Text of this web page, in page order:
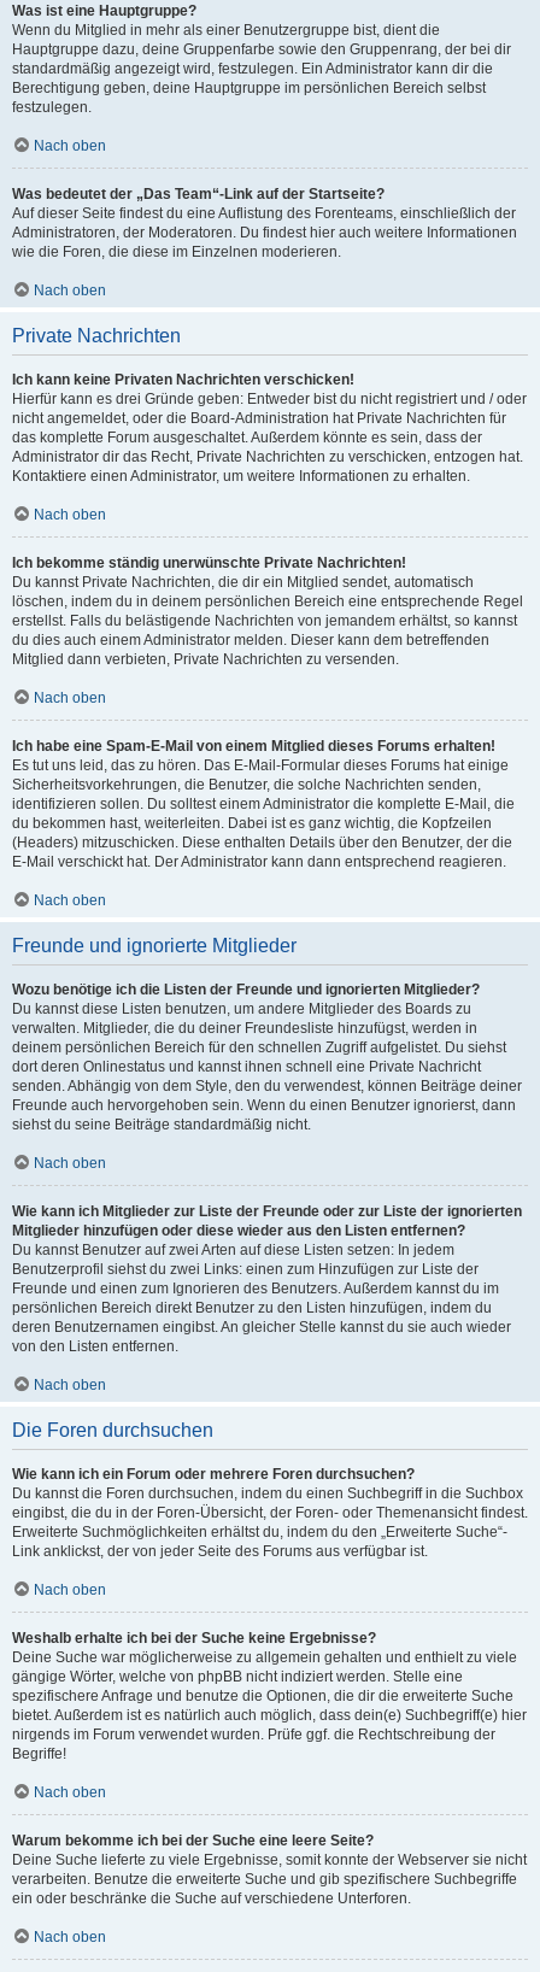
Was ist eine Hauptgruppe?
Wenn du Mitglied in mehr als einer Benutzergruppe bist, dient die
Hauptgruppe dazu, deine Gruppenfarbe sowie den Gruppenrang, der bei dir
standardmäßig angezeigt wird, festzulegen. Ein Administrator kann dir die
Berechtigung geben, deine Hauptgruppe im persönlichen Bereich selbst
festzulegen.
Nach oben
Was bedeutet der „Das Team“-Link auf der Startseite?
Auf dieser Seite findest du eine Auflistung des Forenteams, einschließlich der
Administratoren, der Moderatoren. Du findest hier auch weitere Informationen
wie die Foren, die diese im Einzelnen moderieren.
Nach oben
Private Nachrichten
Ich kann keine Privaten Nachrichten verschicken!
Hierfür kann es drei Gründe geben: Entweder bist du nicht registriert und / oder
nicht angemeldet, oder die Board-Administration hat Private Nachrichten für
das komplette Forum ausgeschaltet. Außerdem könnte es sein, dass der
Administrator dir das Recht, Private Nachrichten zu verschicken, entzogen hat.
Kontaktiere einen Administrator, um weitere Informationen zu erhalten.
Nach oben
Ich bekomme ständig unerwünschte Private Nachrichten!
Du kannst Private Nachrichten, die dir ein Mitglied sendet, automatisch
löschen, indem du in deinem persönlichen Bereich eine entsprechende Regel
erstellst. Falls du belästigende Nachrichten von jemandem erhältst, so kannst
du dies auch einem Administrator melden. Dieser kann dem betreffenden
Mitglied dann verbieten, Private Nachrichten zu versenden.
Nach oben
Ich habe eine Spam-E-Mail von einem Mitglied dieses Forums erhalten!
Es tut uns leid, das zu hören. Das E-Mail-Formular dieses Forums hat einige
Sicherheitsvorkehrungen, die Benutzer, die solche Nachrichten senden,
identifizieren sollen. Du solltest einem Administrator die komplette E-Mail, die
du bekommen hast, weiterleiten. Dabei ist es ganz wichtig, die Kopfzeilen
(Headers) mitzuschicken. Diese enthalten Details über den Benutzer, der die
E-Mail verschickt hat. Der Administrator kann dann entsprechend reagieren.
Nach oben
Freunde und ignorierte Mitglieder
Wozu benötige ich die Listen der Freunde und ignorierten Mitglieder?
Du kannst diese Listen benutzen, um andere Mitglieder des Boards zu
verwalten. Mitglieder, die du deiner Freundesliste hinzufügst, werden in
deinem persönlichen Bereich für den schnellen Zugriff aufgelistet. Du siehst
dort deren Onlinestatus und kannst ihnen schnell eine Private Nachricht
senden. Abhängig von dem Style, den du verwendest, können Beiträge deiner
Freunde auch hervorgehoben sein. Wenn du einen Benutzer ignorierst, dann
siehst du seine Beiträge standardmäßig nicht.
Nach oben
Wie kann ich Mitglieder zur Liste der Freunde oder zur Liste der ignorierten
Mitglieder hinzufügen oder diese wieder aus den Listen entfernen?
Du kannst Benutzer auf zwei Arten auf diese Listen setzen: In jedem
Benutzerprofil siehst du zwei Links: einen zum Hinzufügen zur Liste der
Freunde und einen zum Ignorieren des Benutzers. Außerdem kannst du im
persönlichen Bereich direkt Benutzer zu den Listen hinzufügen, indem du
deren Benutzernamen eingibst. An gleicher Stelle kannst du sie auch wieder
von den Listen entfernen.
Nach oben
Die Foren durchsuchen
Wie kann ich ein Forum oder mehrere Foren durchsuchen?
Du kannst die Foren durchsuchen, indem du einen Suchbegriff in die Suchbox
eingibst, die du in der Foren-Übersicht, der Foren- oder Themenansicht findest.
Erweiterte Suchmöglichkeiten erhältst du, indem du den „Erweiterte Suche“-
Link anklickst, der von jeder Seite des Forums aus verfügbar ist.
Nach oben
Weshalb erhalte ich bei der Suche keine Ergebnisse?
Deine Suche war möglicherweise zu allgemein gehalten und enthielt zu viele
gängige Wörter, welche von phpBB nicht indiziert werden. Stelle eine
spezifischere Anfrage und benutze die Optionen, die dir die erweiterte Suche
bietet. Außerdem ist es natürlich auch möglich, dass dein(e) Suchbegriff(e) hier
nirgends im Forum verwendet wurden. Prüfe ggf. die Rechtschreibung der
Begriffe!
Nach oben
Warum bekomme ich bei der Suche eine leere Seite?
Deine Suche lieferte zu viele Ergebnisse, somit konnte der Webserver sie nicht
verarbeiten. Benutze die erweiterte Suche und gib spezifischere Suchbegriffe
ein oder beschränke die Suche auf verschiedene Unterforen.
Nach oben